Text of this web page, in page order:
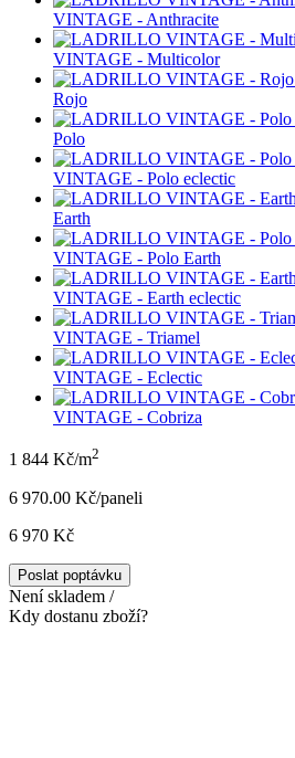
VINTAGE - Anthracite
VINTAGE - Multicolor
Rojo
Polo
VINTAGE - Polo eclectic
Earth
VINTAGE - Polo Earth
VINTAGE - Earth eclectic
VINTAGE - Triamel
VINTAGE - Eclectic
VINTAGE - Cobriza
1 844 Kč/m2
6 970.00 Kč/paneli
6 970 Kč
Poslat poptávku
Není skladem /
Kdy dostanu zboží?